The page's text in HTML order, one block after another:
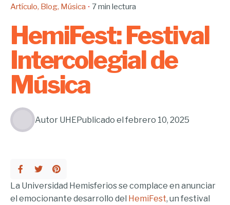
Artículo Blog Música 7 min lectura
HemiFest: Festival
Intercolegial de
Música
Autor UHEPublicado el febrero 10, 2025
La Universidad Hemisferios se complace en anunciar
el emocionante desarrollo del HemiFest, un festival